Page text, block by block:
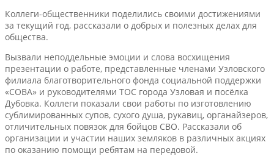
Коллеги-общественники поделились своими достижениями
за текущий год, рассказали о добрых и полезных делах для
общества.
Вызвали неподдельные эмоции и слова восхищения
презентации о работе, представленные членами Узловского
филиала благотворительного фонда социальной поддержки
«СОВА» и руководителями ТОС города Узловая и посёлка
Дубовка. Коллеги показали свои работы по изготовлению
сублимированных супов, сухого душа, рукавиц, органайзеров,
отличительных повязок для бойцов СВО. Рассказали об
организации и участии наших земляков в различных акциях
по оказанию помощи ребятам на передовой.